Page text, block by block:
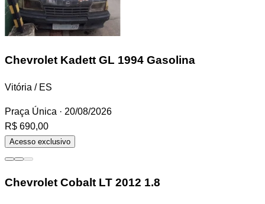
Chevrolet Kadett GL 1994 Gasolina
Vitória / ES
Praça Única · 20/08/2026
R$ 690,00
Acesso exclusivo
Chevrolet Cobalt LT 2012 1.8